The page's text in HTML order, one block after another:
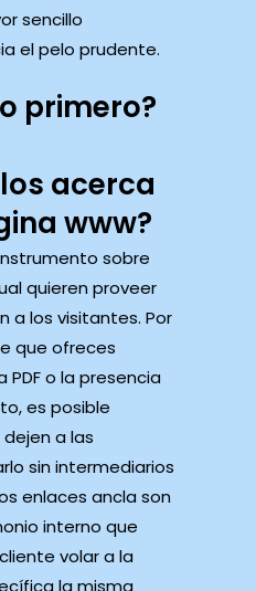
sencillo
el pelo prudente.
primero?
acerca
www?
sobre
quieren proveer
a los visitantes. Por
que ofreces
o la presencia
es posible
a las
sin intermediarios
enlaces ancla son
interno que
volar a la
la misma